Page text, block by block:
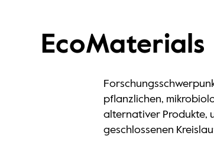
EcoMaterials
pflanzlichen,
alternativer Produkte,
geschlossenen